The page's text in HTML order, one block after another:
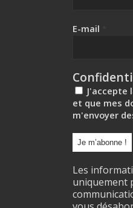
E-mail
J'accepte
et que mes
m'envoyer
Les
uniquement